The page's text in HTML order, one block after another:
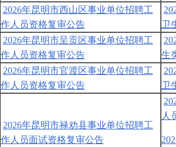
2026年昆明市西山区事业单位招聘工
作人员资格复审公告
卫
2026年昆明市呈贡区事业单位招聘工
作人员资格复审公告
生
2026年昆明市官渡区事业单位招聘工
作人员资格复审公告
卫
2026年昆明市禄劝县事业单位招聘工
作人员面试资格复审公告
人